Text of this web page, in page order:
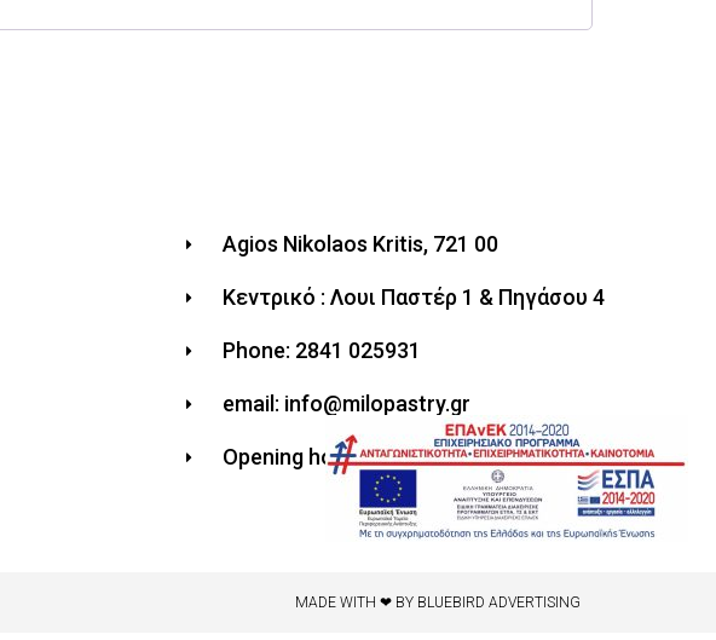
Agios Nikolaos Kritis, 721 00
Κεντρικό : Λουι Παστέρ 1 & Πηγάσου 4
Phone: 2841 025931
email: info@milopastry.gr
Opening hours: 07:00 - 22:30
MADE WITH ❤ BY BLUEBIRD ADVERTISING​